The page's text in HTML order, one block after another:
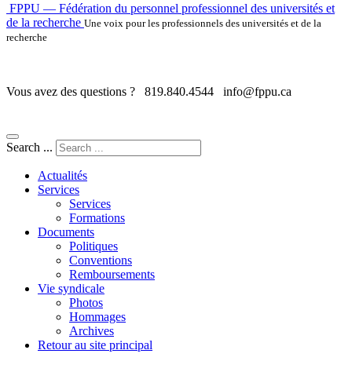
Skip
to
content
FPPU — Fédération du personnel professionnel des universités et
de la recherche Une voix pour les professionnels des universités et de la
recherche
Vous avez des questions ? 819.840.4544 info@fppu.ca
Search ...
Actualités
Services
Services
Formations
Documents
Politiques
Conventions
Remboursements
Vie syndicale
Photos
Hommages
Archives
Retour au site principal